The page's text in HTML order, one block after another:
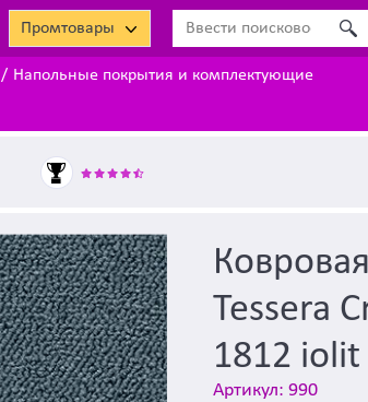
Промтовары
Напольные покрытия и комплектующие
Tessera
1812 iolit
Артикул: 990